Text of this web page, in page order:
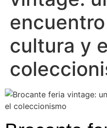
cultura y